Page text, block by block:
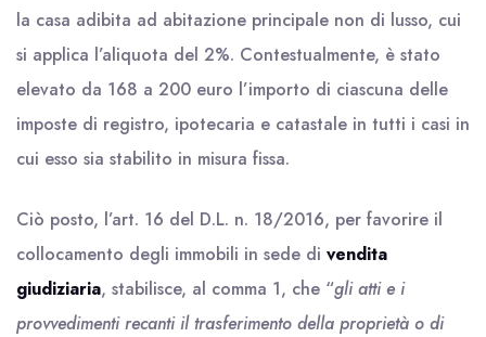
la casa adibita ad abitazione principale non di lusso, cui
si applica l’aliquota del 2%. Contestualmente, è stato
elevato da 168 a 200 euro l’importo di ciascuna delle
imposte di registro, ipotecaria e catastale in tutti i casi in
cui esso sia stabilito in misura fissa.
Ciò posto, l’art. 16 del D.L. n. 18/2016, per favorire il
collocamento degli immobili in sede di vendita
giudiziaria, stabilisce, al comma 1, che “gli atti e i
provvedimenti recanti il trasferimento della proprietà o di